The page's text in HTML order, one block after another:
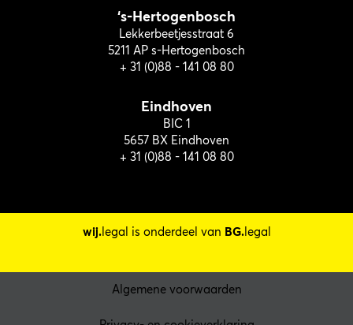
‘s-Hertogenbosch
Lekkerbeetjesstraat 6
5211 AP s-Hertogenbosch
+ 31 (0)88 - 141 08 80
Eindhoven
BIC 1
5657 BX Eindhoven
+ 31 (0)88 - 141 08 80
wij.legal is onderdeel van BG.legal
Algemene voorwaarden